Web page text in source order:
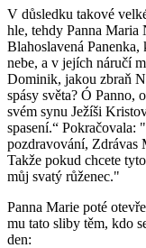
V důsledku takové
hle, tehdy Panna Maria
Blahoslavená
nebe, a v jejích náručí
Dominik, jakou zbraň
spásy světa? Ó Panno,
svém synu Ježíši
spasení.“ Pokračovala:
pozdravování, Zdrávas
Takže pokud chcete
můj svatý růženec."
Panna Marie poté
mu tato sliby těm, kdo
den: